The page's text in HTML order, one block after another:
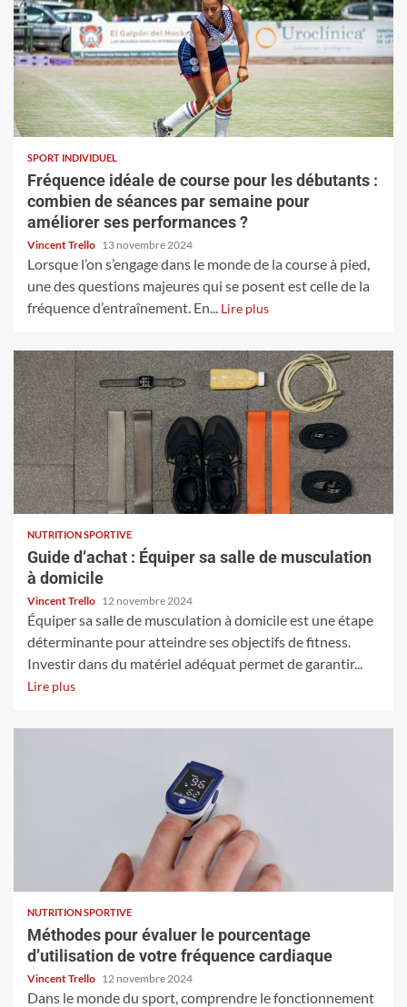
SPORT INDIVIDUEL
Fréquence idéale de course pour les débutants :
combien de séances par semaine pour
améliorer ses performances ?
Vincent Trello 13 novembre 2024
Lorsque l’on s’engage dans le monde de la course à pied,
une des questions majeures qui se posent est celle de la
fréquence d’entraînement. En... Lire plus
NUTRITION SPORTIVE
Guide d’achat : Équiper sa salle de musculation
à domicile
Vincent Trello 12 novembre 2024
Équiper sa salle de musculation à domicile est une étape
déterminante pour atteindre ses objectifs de fitness.
Investir dans du matériel adéquat permet de garantir...
Lire plus
NUTRITION SPORTIVE
Méthodes pour évaluer le pourcentage
d’utilisation de votre fréquence cardiaque
Vincent Trello 12 novembre 2024
Dans le monde du sport, comprendre le fonctionnement